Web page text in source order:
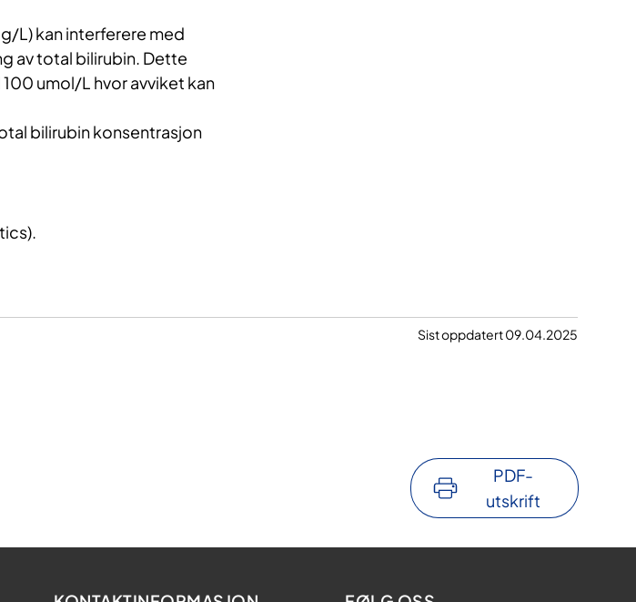
L) kan interferere med
av total bilirubin. Dette
umol/L hvor avviket kan
bilirubin konsentrasjon
Sist oppdatert 09.04.2025
PDF-
utskrift